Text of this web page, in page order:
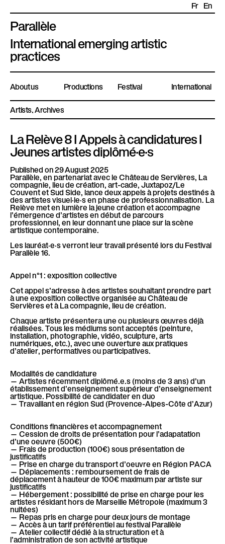
Parallèle
P
l
a
t
e
f
o
m
e
P
a
r
a
l
l
è
l
e
International emerging artistic
practices
Fr En
About us Productions Festival International
Artists Archives
La Relève 8 I Appels à candidatures I
Jeunes artistes diplômé·e·s
Published on 29 August 2025
Parallèle, en partenariat avec le Château de Servières, La
compagnie, lieu de création, art-cade, Juxtapoz/Le
Couvent et Sud Side, lance deux appels à projets destinés à
des artistes visuel·le·s en phase de professionnalisation. La
Relève met en lumière la jeune création et accompagne
l’émergence d’artistes en début de parcours
professionnel, en leur donnant une place sur la scène
artistique contemporaine.
Les lauréat·e·s verront leur travail présenté lors du Festival
Parallèle 16.
Appel n°1 : exposition collective
Cet appel s’adresse à des artistes souhaitant prendre part
à une exposition collective organisée au Château de
Servières et à La compagnie, lieu de création.
Chaque artiste présentera une ou plusieurs œuvres déjà
réalisées. Tous les médiums sont acceptés (peinture,
installation, photographie, vidéo, sculpture, arts
numériques, etc.), avec une ouverture aux pratiques
d’atelier, performatives ou participatives.
Modalités de candidature
— Artistes récemment diplômé.e.s (moins de 3 ans) d’un
établissement d’enseignement supérieur d’enseignement
artistique. Possibilité de candidater en duo
— Travaillant en région Sud (Provence-Alpes-Côte d’Azur)
Conditions financières et accompagnement
— Cession de droits de présentation pour l’adapatation
d’une oeuvre (500€)
— Frais de production (100€) sous présentation de
justificatifs
— Prise en charge du transport d’oeuvre en Région PACA
— Déplacements : remboursement de frais de
déplacement à hauteur de 100€ maximum par artiste sur
justificatifs
— Hébergement : possibilité de prise en charge pour les
artistes résidant hors de Marseille Métropole (maximum 3
nuitées)
— Repas pris en charge pour deux jours de montage
— Accès à un tarif préférentiel au festival Parallèle
— Atelier collectif dédié à la structuration et à
l’administration de son activité artistique